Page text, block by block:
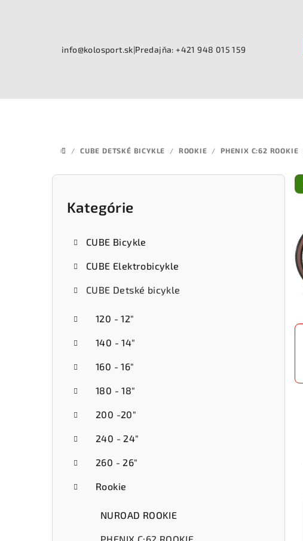
info@kolosport.sk|Predajňa: +421 948 015 159
DOMOV
/ CUBE DETSKÉ BICYKLE / ROOKIE / PHENIX C:62 ROOKIE
Preskočiť
Kategórie
CUBE Bicykle
CUBE Elektrobicykle
CUBE Detské bicykle
120 - 12"
140 - 14"
160 - 16"
180 - 18"
200 -20"
240 - 24"
260 - 26"
Rookie
NUROAD ROOKIE